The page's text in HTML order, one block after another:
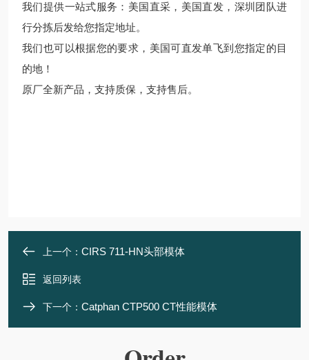
我们提供一站式服务：美国直采，美国直发，深圳团队进
行分拣后发给您指定地址。
我们也可以根据您的要求，美国可直发单飞到您指定的目
的地！
原厂全新产品，支持质保，支持售后。
上一个： CIRS 711-HN头部模体
返回列表
下一个： Catphan CTP500 CT性能模体